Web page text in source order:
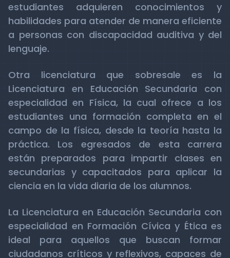
estudiantes adquieren conocimientos y
habilidades para atender de manera eficiente
a personas con discapacidad auditiva y del
lenguaje.
Otra licenciatura que sobresale es la
Licenciatura en Educación Secundaria con
especialidad en Física, la cual ofrece a los
estudiantes una formación completa en el
campo de la física, desde la teoría hasta la
práctica. Los egresados de esta carrera
están preparados para impartir clases en
secundarias y capacitados para aplicar la
ciencia en la vida diaria de los alumnos.
La Licenciatura en Educación Secundaria con
especialidad en Formación Cívica y Ética es
ideal para aquellos que buscan formar
ciudadanos críticos y reflexivos, capaces de